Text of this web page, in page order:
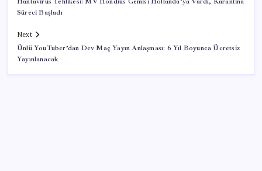
Süreci Başladı
Next
Ünlü YouTuber’dan Dev Maç Yayın Anlaşması: 6 Yıl Boyunca Ücretsiz
Yayınlanacak